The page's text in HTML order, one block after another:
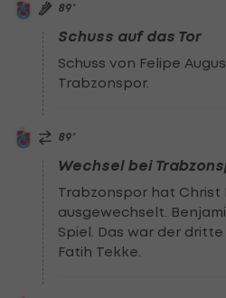
89'
Schuss auf das Tor
Schuss von Felipe
Trabzonspor.
89'
Wechsel bei
Trabzonspor hat Christ
ausgewechselt.
Spiel. Das war der
Fatih Tekke.